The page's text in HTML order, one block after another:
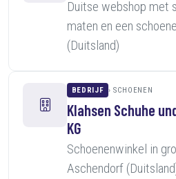
Duitse webshop met
maten en een
(Duitsland)
BEDRIJF SCHOENEN
Klahsen Schuhe
KG
Schoenenwinkel in
Aschendorf